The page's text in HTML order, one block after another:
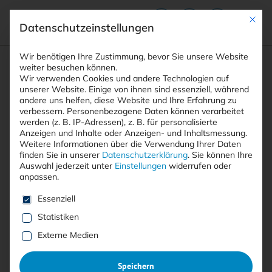
Suchfeld
Suchen
Breadcrumb-Navigation
STARTSEITE
ARTIKEL
GOOGLE ADS: MALVERTISING-ATTACKE STIEHLT …
Inhaltsverzeichnis
Mit <kes>+ lesen
Google Ads: Malvertising-
Mit
Datenschutzeinstellungen
Wir benötigen Ihre Zustimmung, bevor Sie unsere Website
weiter besuchen können.
Wir verwenden Cookies und andere Technologien auf
unserer Website. Einige von ihnen sind essenziell, während
andere uns helfen, diese Website und Ihre Erfahrung zu
verbessern. Personenbezogene Daten können verarbeitet
werden (z. B. IP-Adressen), z. B. für personalisierte
Anzeigen und Inhalte oder Anzeigen- und Inhaltsmessung.
Weitere Informationen über die Verwendung Ihrer Daten
finden Sie in unserer Datenschutzerklärung. Sie können Ihre
Auswahl jederzeit unter Einstellungen widerrufen oder
anpassen.
Es folgt eine Liste der Service-Gruppen, für die eine
Essenziell
Statistiken
Externe Medien
Speichern